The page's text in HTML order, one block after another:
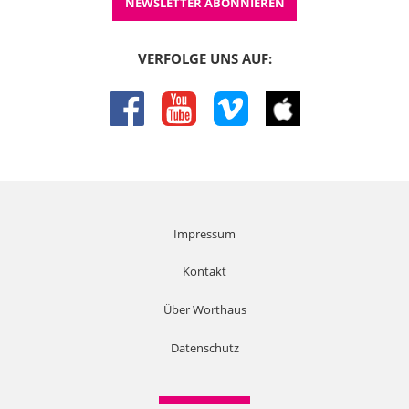
dürfen. Und ich möchte dafür argumentieren und ich
irgendwelchen Pappkameraden oder halbgaren Positionen
machen, wie man inhaltlich Auseinandersetzungen führt.
Ich habe das in meinem Studium an der Universität so
vertritt, auch wiedererkennt. Und dann versuchen Sie
diese Position so stark wie möglich zu machen, vielleicht
dann, dann versuchen Sie zu zeigen, warum Sie diese
möchte jetzt die konservative Position darstellen,
ich Schritt für Schritt zeigen, warum ich sie für völlig falsch
VERFOLGE UNS AUF:
facebook youtube vimeo itunes
Impressum
Kontakt
Über Worthaus
Datenschutz